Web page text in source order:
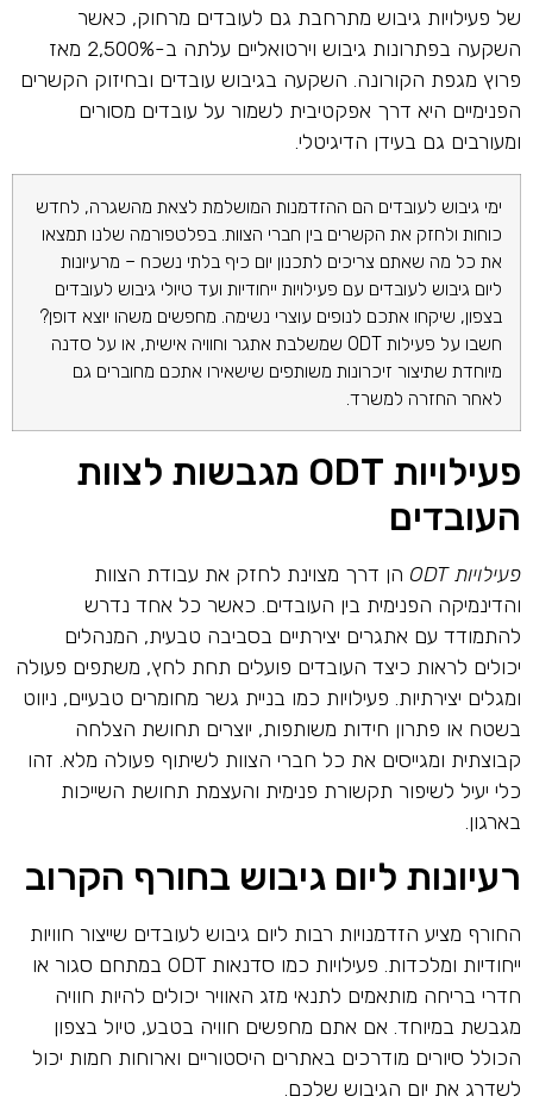
של פעילויות גיבוש מתרחבת גם לעובדים מרחוק, כאשר
השקעה בפתרונות גיבוש וירטואליים עלתה ב-2,500% מאז
פרוץ מגפת הקורונה. השקעה בגיבוש עובדים ובחיזוק הקשרים
הפנימיים היא דרך אפקטיבית לשמור על עובדים מסורים
ומעורבים גם בעידן הדיגיטלי.
ימי גיבוש לעובדים הם ההזדמנות המושלמת לצאת מהשגרה, לחדש
כוחות ולחזק את הקשרים בין חברי הצוות. בפלטפורמה שלנו תמצאו
את כל מה שאתם צריכים לתכנון יום כיף בלתי נשכח – מרעיונות
ליום גיבוש לעובדים עם פעילויות ייחודיות ועד טיולי גיבוש לעובדים
בצפון, שיקחו אתכם לנופים עוצרי נשימה. מחפשים משהו יוצא דופן?
חשבו על פעילות ODT שמשלבת אתגר וחוויה אישית, או על סדנה
מיוחדת שתיצור זיכרונות משותפים שישאירו אתכם מחוברים גם
לאחר החזרה למשרד.
פעילויות ODT מגבשות לצוות
העובדים
פעילויות ODT
הן דרך מצוינת לחזק את עבודת הצוות
והדינמיקה הפנימית בין העובדים. כאשר כל אחד נדרש
להתמודד עם אתגרים יצירתיים בסביבה טבעית, המנהלים
יכולים לראות כיצד העובדים פועלים תחת לחץ, משתפים פעולה
ומגלים יצירתיות. פעילויות כמו בניית גשר מחומרים טבעיים, ניווט
בשטח או פתרון חידות משותפות, יוצרים תחושת הצלחה
קבוצתית ומגייסים את כל חברי הצוות לשיתוף פעולה מלא. זהו
כלי יעיל לשיפור תקשורת פנימית והעצמת תחושת השייכות
בארגון.
רעיונות ליום גיבוש בחורף הקרוב
החורף מציע הזדמנויות רבות ליום גיבוש לעובדים שייצור חוויות
ייחודיות ומלכדות. פעילויות כמו סדנאות ODT במתחם סגור או
חדרי בריחה מותאמים לתנאי מזג האוויר יכולים להיות חוויה
מגבשת במיוחד. אם אתם מחפשים חוויה בטבע, טיול בצפון
הכולל סיורים מודרכים באתרים היסטוריים וארוחות חמות יכול
לשדרג את יום הגיבוש שלכם.